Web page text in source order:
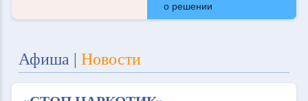
о решении
Афиша | Новости